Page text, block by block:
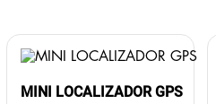
MINI LOCALIZADOR GPS